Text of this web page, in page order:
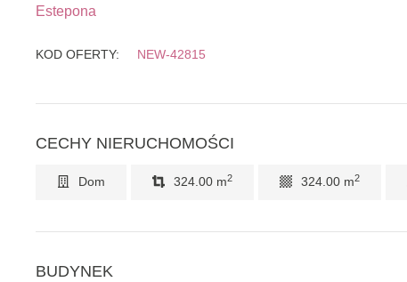
Estepona
KOD OFERTY: NEW-42815
CECHY NIERUCHOMOŚCI
Dom 324.00 m2 324.00 m2
BUDYNEK